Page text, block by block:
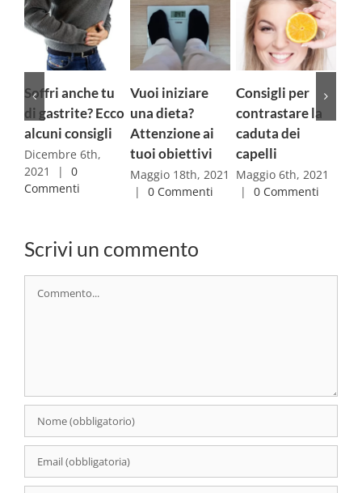
anche tu
gastrite? Ecco
consigli
6th,
| 0
Vuoi iniziare
una dieta?
Attenzione ai
tuoi obiettivi
Maggio 18th, 2021
0 Commenti
Consigli per
contrastare la
caduta dei
capelli
Maggio 6th, 2021
|
0 Commenti
Asse
attività
Aprile
Scrivi un commento
Commento